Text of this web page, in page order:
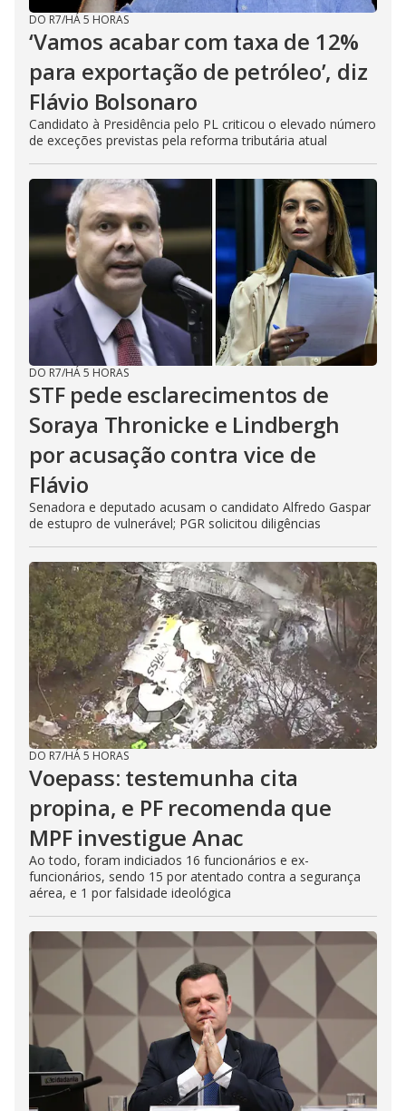
DO R7/HÁ 5 HORAS
‘Vamos acabar com taxa de 12%
para exportação de petróleo’, diz
Flávio Bolsonaro
Candidato à Presidência pelo PL criticou o elevado número
de exceções previstas pela reforma tributária atual
DO R7/HÁ 5 HORAS
STF pede esclarecimentos de
Soraya Thronicke e Lindbergh
por acusação contra vice de
Flávio
Senadora e deputado acusam o candidato Alfredo Gaspar
de estupro de vulnerável; PGR solicitou diligências
DO R7/HÁ 5 HORAS
Voepass: testemunha cita
propina, e PF recomenda que
MPF investigue Anac
Ao todo, foram indiciados 16 funcionários e ex-
funcionários, sendo 15 por atentado contra a segurança
aérea, e 1 por falsidade ideológica